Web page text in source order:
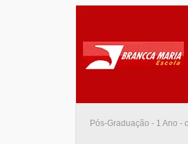
Pós-Graduação - 1 Ano -